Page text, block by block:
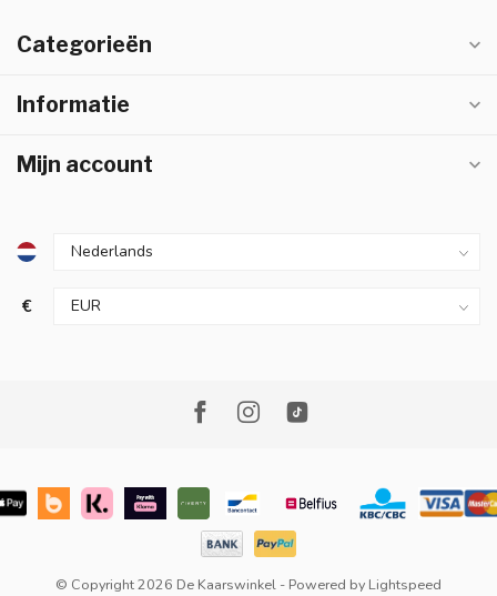
Categorieën
Informatie
Mijn account
€
© Copyright 2026 De Kaarswinkel - Powered by Lightspeed